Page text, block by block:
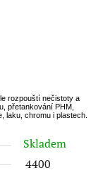
rozpouští nečistoty a
přetankování PHM,
laku, chromu i plastech.
Skladem
4400